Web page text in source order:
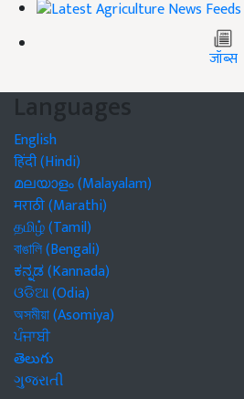
जॉब्स
Languages
English
हिंदी (Hindi)
മലയാളം (Malayalam)
मराठी (Marathi)
தமிழ் (Tamil)
বাঙালি (Bengali)
ಕನ್ನಡ (Kannada)
ଓଡିଆ (Odia)
অসমীয়া (Asomiya)
ਪੰਜਾਬੀ
తెలుగు
ગુજરાતી